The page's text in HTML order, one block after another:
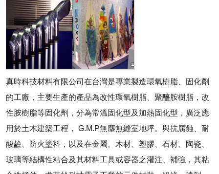
真時科技材料有限公司在台灣是專業製造環氧樹脂、固化劑
的工廠，主要生產的產品為改性環氧樹脂、聚醯胺樹脂，改
性胺樹脂等固化劑，分為常溫固化型及加熱固化型，廣泛應
用於土木建築工程， G.M.P無塵無縫室地坪。與抗腐蝕、耐
酸鹼、防火塗料，以及在金屬、木材、塑膠、石材、陶瓷、
玻璃等結構性粘合及其材料工具或容器之灌注、補強，其粘